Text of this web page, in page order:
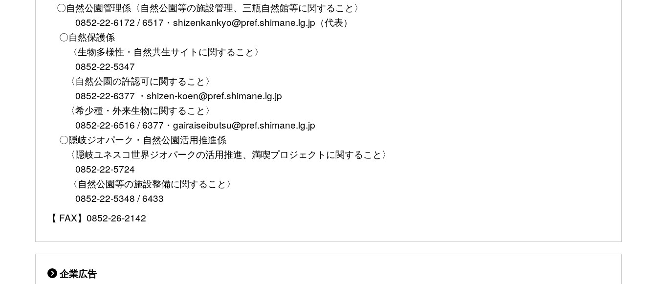
〇自然公園管理係〈自然公園等の施設管理、三瓶自然館等に関すること〉
0852-22-6172 / 6517・shizenkankyo@pref.shimane.lg.jp（代表）
〇自然保護係
〈生物多様性・自然共生サイトに関すること〉
0852-22-5347
〈自然公園の許認可に関すること〉
0852-22-6377 ・shizen-koen@pref.shimane.lg.jp
〈希少種・外来生物に関すること〉
0852-22-6516 / 6377・gairaiseibutsu@pref.shimane.lg.jp
〇隠岐ジオパーク・自然公園活用推進係
〈隠岐ユネスコ世界ジオパークの活用推進、満喫プロジェクトに関すること〉
0852-22-5724
〈自然公園等の施設整備に関すること〉
0852-22-5348 / 6433
【 FAX】0852-26-2142
企業広告